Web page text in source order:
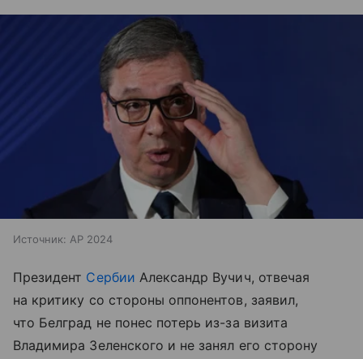
Источник: AP 2024
Президент Сербии Александр Вучич, отвечая
на критику со стороны оппонентов, заявил,
что Белград не понес потерь из-за визита
Владимира Зеленского и не занял его сторону